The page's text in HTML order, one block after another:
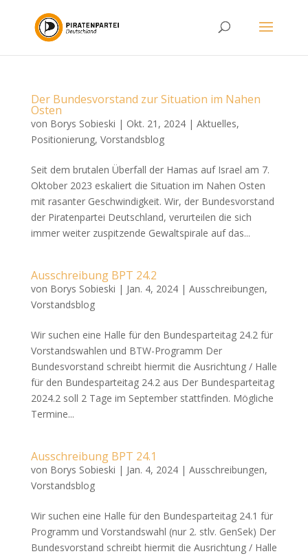
Der Bundesvorstand zur Situation im Nahen
Osten
von Borys Sobieski | Okt. 21, 2024| Aktuelles,
Positionierung, Vorstandsblog
Seit dem brutalen Überfall der Hamas auf Israel am 7.
Oktober 2023 eskaliert die Situation im Nahen Osten
mit rasanter Geschwindigkeit. Wir, der Bundesvorstand
der Piratenpartei Deutschland, verurteilen die sich
immer weiter zuspitzende Gewaltspirale auf das...
Ausschreibung BPT 24.2
von Borys Sobieski | Jan. 4, 2024| Ausschreibungen,
Vorstandsblog
Wir suchen eine Halle für den Bundesparteitag 24.2 für
Vorstandswahlen und BTW-Programm Der
Bundesvorstand schreibt hiermit die Ausrichtung / Halle
für den Bundesparteitag 24.2 aus Der Bundesparteitag
2024.2 soll 2 Tage im September stattfinden. Mögliche
Termine...
Ausschreibung BPT 24.1
von Borys Sobieski | Jan. 4, 2024| Ausschreibungen,
Vorstandsblog
Wir suchen eine Halle für den Bundesparteitag 24.1 für
Programm und Vorstandswahl (nur 2. stlv. GenSek) Der
Bundesvorstand schreibt hiermit die Ausrichtung / Halle